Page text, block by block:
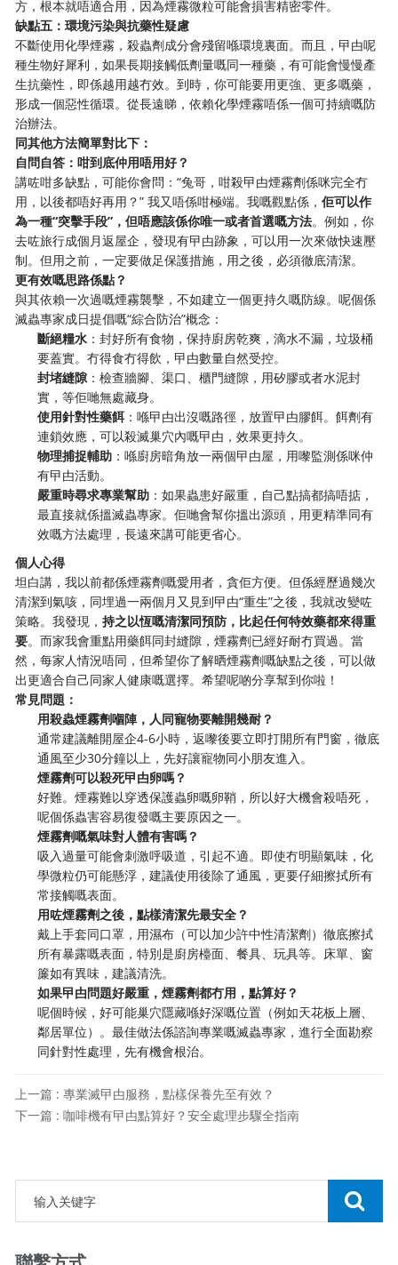
方，根本就唔適合用，因為煙霧微粒可能會損害精密零件。
缺點五：環境污染與抗藥性疑慮
不斷使用化學煙霧，殺蟲劑成分會殘留喺環境裏面。而且，曱甴呢
種生物好犀利，如果長期接觸低劑量嘅同一種藥，有可能會慢慢產
生抗藥性，即係越用越冇效。到時，你可能要用更強、更多嘅藥，
形成一個惡性循環。從長遠睇，依賴化學煙霧唔係一個可持續嘅防
治辦法。
同其他方法簡單對比下：
自問自答：咁到底仲用唔用好？
講咗咁多缺點，可能你會問：“兔哥，咁殺曱甴煙霧劑係咪完全冇
用，以後都唔好再用？” 我又唔係咁極端。我嘅觀點係，佢可以作
為一種“突擊手段”，但唔應該係你唯一或者首選嘅方法。例如，你
去咗旅行成個月返屋企，發現有曱甴跡象，可以用一次來做快速壓
制。但用之前，一定要做足保護措施，用之後，必須徹底清潔。
更有效嘅思路係點？
與其依賴一次過嘅煙霧襲擊，不如建立一個更持久嘅防線。呢個係
滅蟲專家成日提倡嘅“綜合防治”概念：
斷絕糧水 ：封好所有食物，保持廚房乾爽，滴水不漏，垃圾桶
要蓋實。冇得食冇得飲，曱甴數量自然受控。
封堵縫隙：檢查牆腳、渠口、櫃門縫隙，用矽膠或者水泥封
實，等佢哋無處藏身。
使用針對性藥餌：喺曱甴出沒嘅路徑，放置曱甴膠餌。餌劑有
連鎖效應，可以殺滅巢穴內嘅曱甴，效果更持久。
物理捕捉輔助 ：喺廚房暗角放一兩個曱甴屋，用嚟監測係咪仲
有曱甴活動。
嚴重時尋求專業幫助 ：如果蟲患好嚴重，自己點搞都搞唔掂，
最直接就係搵滅蟲專家。佢哋會幫你搵出源頭，用更精準同有
效嘅方法處理，長遠來講可能更省心。
個人心得
坦白講，我以前都係煙霧劑嘅愛用者，貪佢方便。但係經歷過幾次
清潔到氣咳，同埋過一兩個月又見到曱甴“重生”之後，我就改變咗
策略。我發現，持之以恆嘅清潔同預防，比起任何特效藥都來得重
要。而家我會重點用藥餌同封縫隙，煙霧劑已經好耐冇買過。當
然，每家人情況唔同，但希望你了解晒煙霧劑嘅缺點之後，可以做
出更適合自己同家人健康嘅選擇。希望呢啲分享幫到你啦！
常見問題：
用殺蟲煙霧劑嗰陣，人同寵物要離開幾耐？
通常建議離開屋企4-6小時，返嚟後要立即打開所有門窗，徹底
通風至少30分鐘以上，先好讓寵物同小朋友進入。
煙霧劑可以殺死曱甴卵嗎？
好難。煙霧難以穿透保護蟲卵嘅卵鞘，所以好大機會殺唔死，
呢個係蟲害容易復發嘅主要原因之一。
煙霧劑嘅氣味對人體有害嗎？
吸入過量可能會刺激呼吸道，引起不適。即使冇明顯氣味，化
學微粒仍可能懸浮，建議使用後除了通風，更要仔細擦拭所有
常接觸嘅表面。
用咗煙霧劑之後，點樣清潔先最安全？
戴上手套同口罩，用濕布（可以加少許中性清潔劑）徹底擦拭
所有暴露嘅表面，特別是廚房檯面、餐具、玩具等。床單、窗
簾如有異味，建議清洗。
如果曱甴問題好嚴重，煙霧劑都冇用，點算好？
呢個時候，好可能巢穴隱藏喺好深嘅位置（例如天花板上層、
鄰居單位）。最佳做法係諮詢專業嘅滅蟲專家，進行全面勘察
同針對性處理，先有機會根治。
上一篇 : 專業滅曱甴服務，點樣保養先至有效？
下一篇 : 咖啡機有曱甴點算好？安全處理步驟全指南